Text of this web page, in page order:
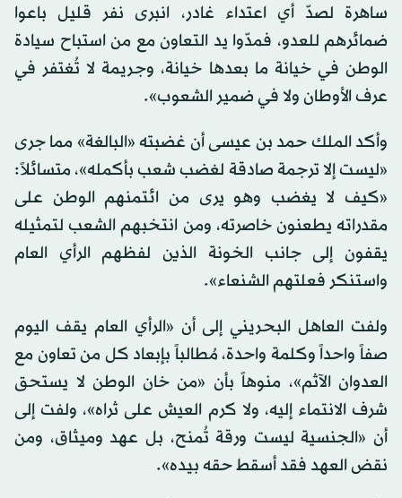
ساهرة لصدّ أي اعتداء غادر، انبرى نفر قليل باعوا
ضمائرهم للعدو، فمدّوا يد التعاون مع من استباح سيادة
الوطن في خيانة ما بعدها خيانة، وجريمة لا تُغتفر في
عرف الأوطان ولا في ضمير الشعوب».
وأكد الملك حمد بن عيسى أن غضبته «البالغة» مما جرى
«ليست إلا ترجمة صادقة لغضب شعب بأكمله»، متسائلاً:
«كيف لا يغضب وهو يرى من ائتمنهم الوطن على
مقدراته يطعنون خاصرته، ومن انتخبهم الشعب لتمثيله
يقفون إلى جانب الخونة الذين لفظهم الرأي العام
واستنكر فعلتهم الشنعاء».
ولفت العاهل البحريني إلى أن «الرأي العام يقف اليوم
صفاً واحداً وكلمة واحدة، مُطالباً بإبعاد كل من تعاون مع
العدوان الآثم»، منوهاً بأن «من خان الوطن لا يستحق
شرف الانتماء إليه، ولا كرم العيش على ثراه»، ولفت إلى
أن «الجنسية ليست ورقة تُمنح، بل عهد وميثاق، ومن
نقض العهد فقد أسقط حقه بيده».